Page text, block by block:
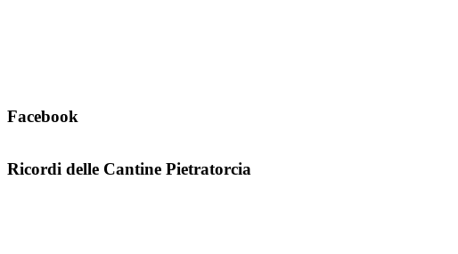
Facebook
Ricordi delle Cantine Pietratorcia